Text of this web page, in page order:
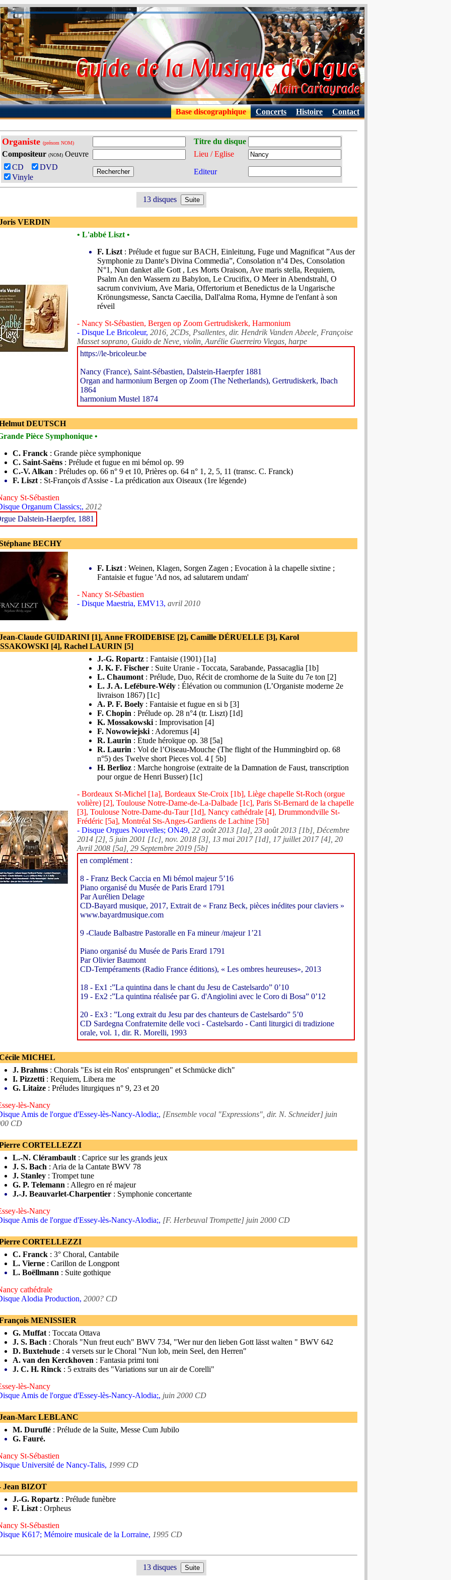
Base discographique Concerts Histoire Contact
Organiste (prénom NOM)
Titre du disque
Compositeur (NOM)Oeuvre
Lieu / Eglise
CD
DVD
Vinyle
Editeur
13 disques
VERDIN
• L'abbé Liszt •
F. Liszt : Prélude et fugue sur BACH, Einleitung, Fuge und Magnificat ”Aus der
Symphonie zu Dante's Divina Commedia”, Consolation n°4 Des, Consolation
N°1, Nun danket alle Gott , Les Morts Oraison, Ave maris stella, Requiem,
Psalm An den Wassern zu Babylon, Le Crucifix, O Meer in Abendstrahl, O
sacrum convivium, Ave Maria, Offertorium et Benedictus de la Ungarische
Krönungsmesse, Sancta Caecilia, Dall'alma Roma, Hymne de l'enfant à son
réveil
- Nancy St-Sébastien, Bergen op Zoom Gertrudiskerk, Harmonium
- Disque Le Bricoleur, 2016, 2CDs, Psallentes, dir. Hendrik Vanden Abeele, Françoise
Masset soprano, Guido de Neve, violin, Aurélie Guerreiro Viegas, harpe
https://le-bricoleur.be
Nancy (France), Saint-Sébastien, Dalstein-Haerpfer 1881
Organ and harmonium Bergen op Zoom (The Netherlands), Gertrudiskerk, Ibach
1864
harmonium Mustel 1874
DEUTSCH
Pièce Symphonique •
C. Franck : Grande pièce symphonique
C. Saint-Saëns : Prélude et fugue en mi bémol op. 99
C.-V. Alkan : Préludes op. 66 n° 9 et 10, Prières op. 64 n° 1, 2, 5, 11 (transc. C. Franck)
F. Liszt : St-François d'Assise - La prédication aux Oiseaux (1re légende)
St-Sébastien
Organum Classics;, 2012
Dalstein-Haerpfer, 1881
BECHY
F. Liszt : Weinen, Klagen, Sorgen Zagen ; Evocation à la chapelle sixtine ;
Fantaisie et fugue 'Ad nos, ad salutarem undam'
- Nancy St-Sébastien
- Disque Maestria, EMV13, avril 2010
Claude GUIDARINI [1], Anne FROIDEBISE [2], Camille DÉRUELLE [3], Karol
[4], Rachel LAURIN [5]
J.-G. Ropartz : Fantaisie (1901) [1a]
J. K. F. Fischer : Suite Uranie - Toccata, Sarabande, Passacaglia [1b]
L. Chaumont : Prélude, Duo, Récit de cromhorne de la Suite du 7e ton [2]
L. J. A. Lefébure-Wély : Élévation ou communion (L’Organiste moderne 2e
livraison 1867) [1c]
A. P. F. Boely : Fantaisie et fugue en si b [3]
F. Chopin : Prélude op. 28 n°4 (tr. Liszt) [1d]
K. Mossakowski : Improvisation [4]
F. Nowowiejski : Adoremus [4]
R. Laurin : Etude héroïque op. 38 [5a]
R. Laurin : Vol de l’Oiseau-Mouche (The flight of the Hummingbird op. 68
n°5) des Twelve short Pieces vol. 4 [ 5b]
H. Berlioz : Marche hongroise (extraite de la Damnation de Faust, transcription
pour orgue de Henri Busser) [1c]
- Bordeaux St-Michel [1a], Bordeaux Ste-Croix [1b], Liège chapelle St-Roch (orgue
volière) [2], Toulouse Notre-Dame-de-La-Dalbade [1c], Paris St-Bernard de la chapelle
[3], Toulouse Notre-Dame-du-Taur [1d], Nancy cathédrale [4], Drummondville St-
Frédéric [5a], Montréal Sts-Anges-Gardiens de Lachine [5b]
- Disque Orgues Nouvelles; ON49, 22 août 2013 [1a], 23 août 2013 [1b], Décembre
2014 [2], 5 juin 2001 [1c], nov. 2018 [3], 13 mai 2017 [1d], 17 juillet 2017 [4], 20
Avril 2008 [5a], 29 Septembre 2019 [5b]
en complément :
8 - Franz Beck Caccia en Mi bémol majeur 5’16
Piano organisé du Musée de Paris Erard 1791
Par Aurélien Delage
CD-Bayard musique, 2017, Extrait de « Franz Beck, pièces inédites pour claviers »
www.bayardmusique.com
9 -Claude Balbastre Pastoralle en Fa mineur /majeur 1’21
Piano organisé du Musée de Paris Erard 1791
Par Olivier Baumont
CD-Tempéraments (Radio France éditions), « Les ombres heureuses», 2013
18 - Ex1 :”La quintina dans le chant du Jesu de Castelsardo” 0’10
19 - Ex2 :”La quintina réalisée par G. d'Angiolini avec le Coro di Bosa” 0’12
20 - Ex3 : ”Long extrait du Jesu par des chanteurs de Castelsardo” 5’0
CD Sardegna Confraternite delle voci - Castelsardo - Canti liturgici di tradizione
orale, vol. 1, dir. R. Morelli, 1993
MICHEL
J. Brahms : Chorals "Es ist ein Ros' entsprungen" et Schmücke dich"
I. Pizzetti : Requiem, Libera me
G. Litaize : Préludes liturgiques n° 9, 23 et 20
lès-Nancy
Amis de l'orgue d'Essey-lès-Nancy-Alodia;, [Ensemble vocal "Expressions", dir. N. Schneider] juin
CD
CORTELLEZZI
L.-N. Clérambault : Caprice sur les grands jeux
J. S. Bach : Aria de la Cantate BWV 78
J. Stanley : Trompet tune
G. P. Telemann : Allegro en ré majeur
J.-J. Beauvarlet-Charpentier : Symphonie concertante
lès-Nancy
Amis de l'orgue d'Essey-lès-Nancy-Alodia;, [F. Herbeuval Trompette] juin 2000 CD
CORTELLEZZI
C. Franck : 3° Choral, Cantabile
L. Vierne : Carillon de Longpont
L. Boëllmann : Suite gothique
cathédrale
Alodia Production, 2000? CD
MENISSIER
G. Muffat : Toccata Ottava
J. S. Bach : Chorals "Nun freut euch" BWV 734, "Wer nur den lieben Gott lässt walten " BWV 642
D. Buxtehude : 4 versets sur le Choral "Nun lob, mein Seel, den Herren"
A. van den Kerckhoven : Fantasia primi toni
J. C. H. Rinck : 5 extraits des "Variations sur un air de Corelli"
lès-Nancy
Amis de l'orgue d'Essey-lès-Nancy-Alodia;, juin 2000 CD
Marc LEBLANC
M. Duruflé : Prélude de la Suite, Messe Cum Jubilo
G. Fauré.
St-Sébastien
Université de Nancy-Talis, 1999 CD
Jean BIZOT
J.-G. Ropartz : Prélude funèbre
F. Liszt : Orpheus
St-Sébastien
K617; Mémoire musicale de la Lorraine, 1995 CD
13 disques